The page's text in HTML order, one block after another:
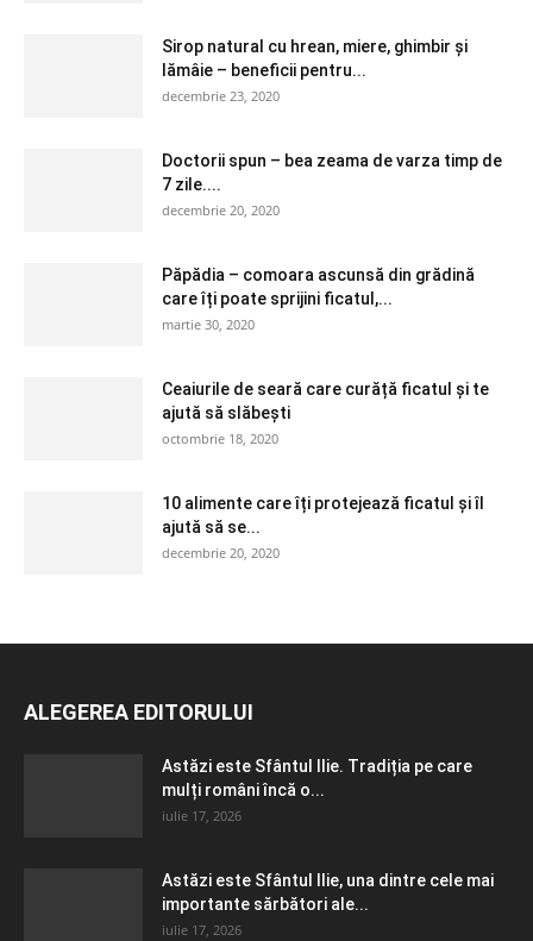
Sirop natural cu hrean, miere, ghimbir și
lămâie – beneficii pentru...
decembrie 23, 2020
Doctorii spun – bea zeama de varza timp de
7 zile....
decembrie 20, 2020
Păpădia – comoara ascunsă din grădină
care îți poate sprijini ficatul,...
martie 30, 2020
Ceaiurile de seară care curăță ficatul și te
ajută să slăbești
octombrie 18, 2020
10 alimente care îți protejează ficatul și îl
ajută să se...
decembrie 20, 2020
ALEGEREA EDITORULUI
Astăzi este Sfântul Ilie. Tradiția pe care
mulți români încă o...
iulie 17, 2026
Astăzi este Sfântul Ilie, una dintre cele mai
importante sărbători ale...
iulie 17, 2026